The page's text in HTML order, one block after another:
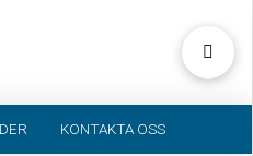
KONTAKTA OSS